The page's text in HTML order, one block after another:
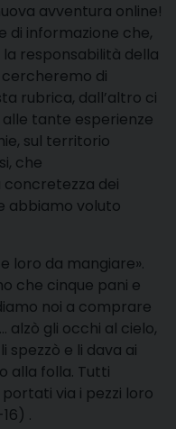
avventura online!
di informazione che,
responsabilità della
di
rubrica, dall’altro ci
tante esperienze
sul territorio
che
dei
abbiamo voluto
loro da mangiare».
che cinque pani e
noi a comprare
alzò gli occhi al cielo,
spezzò e li dava ai
alla folla. Tutti
via i pezzi loro
.